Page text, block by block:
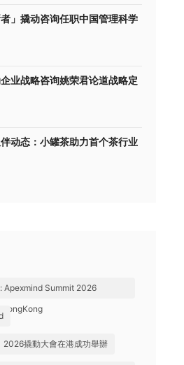
者」撬动咨询任职中国管理科学
业战略咨询姚荣君论道战略定
动态：小罐茶助力首个茶行业
Apexmind Summit 2026
HongKong
2026撬動大會在港成功舉辦